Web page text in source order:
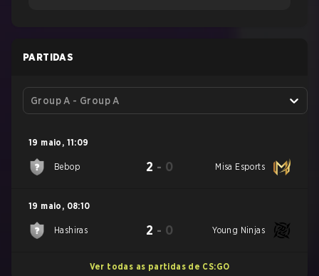
PARTIDAS
Group A - Group A
19 maio , 11:09
Bebop 2 - 0 Misa Esports
19 maio , 08:10
Hashiras 2 - 0 Young Ninjas
Ver todas as partidas de CS:GO